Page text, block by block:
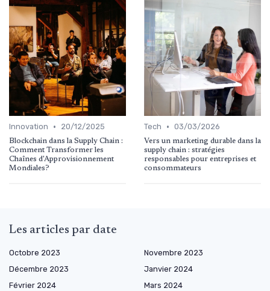
Innovation • 20/12/2025
Blockchain dans la Supply Chain :
Comment Transformer les
Chaînes d'Approvisionnement
Mondiales?
Tech • 03/03/2026
Vers un marketing durable dans la
supply chain : stratégies
responsables pour entreprises et
consommateurs
Les articles par date
Octobre 2023
Novembre 2023
Décembre 2023
Janvier 2024
Février 2024
Mars 2024